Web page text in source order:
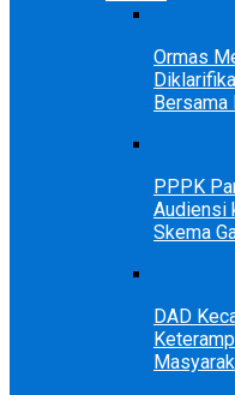
Ormas
PPPK
Audiensi
Skema
DAD